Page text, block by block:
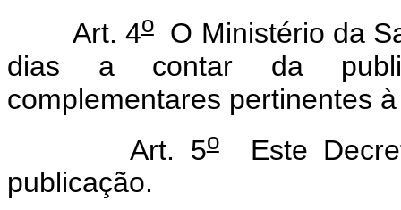
Art. 4oO Ministério da
dias a contar da
complementares pertinentes
Art. 5oEste
publicação.